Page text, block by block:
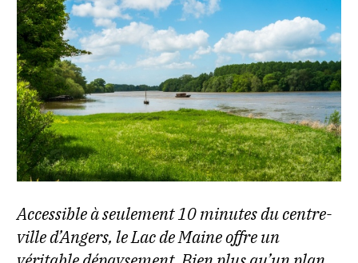
Accessible à seulement 10 minutes du centre-
ville d’Angers, le Lac de Maine offre un